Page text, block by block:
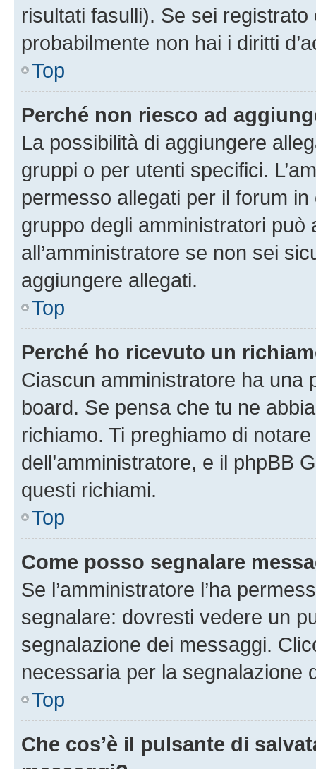
risultati fasulli). Se sei
probabilmente non hai i diritti
Top
Perché non riesco ad
La possibilità di aggiungere
gruppi o per utenti specifici.
permesso allegati per il forum
gruppo degli amministratori può
all’amministratore se non sei
aggiungere allegati.
Top
Perché ho ricevuto un
Ciascun amministratore ha una
board. Se pensa che tu ne
richiamo. Ti preghiamo di
dell’amministratore, e il phpBB
questi richiami.
Top
Come posso segnalare
Se l’amministratore l’ha
segnalare: dovresti vedere un
segnalazione dei messaggi.
necessaria per la segnalazione
Top
Che cos’è il pulsante di